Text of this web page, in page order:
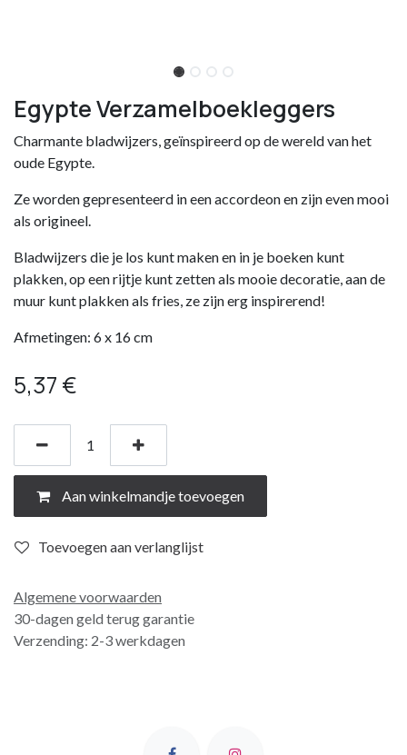
Egypte Verzamelboekleggers
Charmante bladwijzers, geïnspireerd op de wereld van het
oude Egypte.
Ze worden gepresenteerd in een accordeon en zijn even mooi
als origineel.
Bladwijzers die je los kunt maken en in je boeken kunt
plakken, op een rijtje kunt zetten als mooie decoratie, aan de
muur kunt plakken als fries, ze zijn erg inspirerend!
Afmetingen: 6 x 16 cm
5,37 €
Aan winkelmandje toevoegen
Toevoegen aan verlanglijst
Algemene voorwaarden
30-dagen geld terug garantie
Verzending: 2-3 werkdagen